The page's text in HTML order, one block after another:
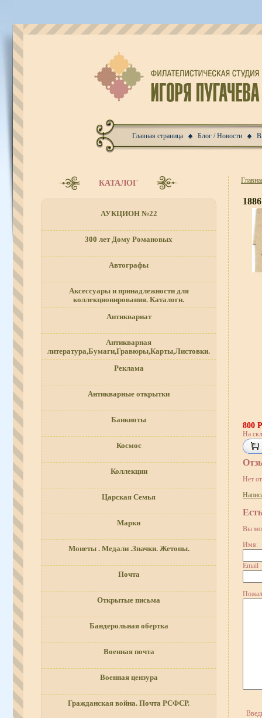
Главная страница Блог / Новости
КАТАЛОГ
АУКЦИОН №22
300 лет Дому Романовых
Автографы
Аксессуары и принадлежности для
коллекционирования. Каталоги.
Антиквариат
Антикварная
литература,Бумаги,Гравюры,Карты,Листовки.
Реклама
Антикварные открытки
Банкноты
Космос
Коллекции
Царская Семья
Марки
Монеты . Медали .Значки. Жетоны.
Почта
Открытые письма
Бандерольная обертка
Военная почта
Военная цензура
Гражданская война. Почта РСФСР.
800
На
Нет
Вы
Имя:
Email